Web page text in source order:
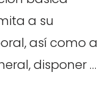
a su
así como a
disponer …